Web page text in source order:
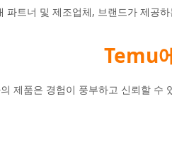
파트너 및 제조업체, 브랜드가 제공
Temu
제품은 경험이 풍부하고 신뢰할 수